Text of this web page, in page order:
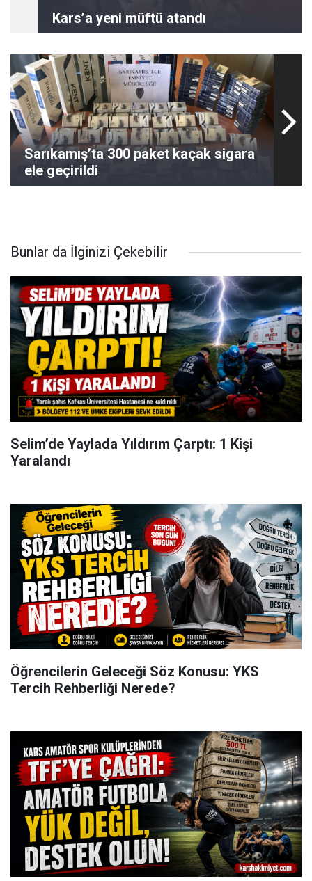
Kars’a yeni müftü atandı
Sarıkamış’ta 300 paket kaçak sigara
ele geçirildi
Bunlar da İlginizi Çekebilir
Selim’de Yaylada Yıldırım Çarptı: 1 Kişi
Yaralandı
Öğrencilerin Geleceği Söz Konusu: YKS
Tercih Rehberliği Nerede?